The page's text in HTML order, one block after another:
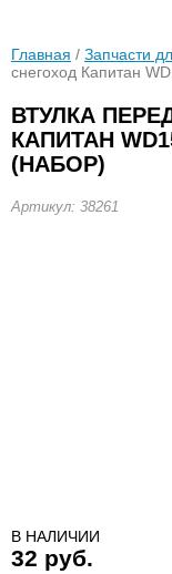
Главная / Запчасти
снегоход Капитан
ВТУЛКА
КАПИТАН
(НАБОР)
Артикул: 38261
В НАЛИЧИИ
32 руб.